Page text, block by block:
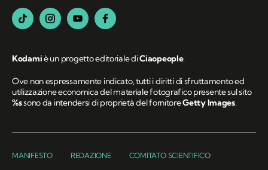
Kodamiè un progetto editoriale diCiaopeople.
Ove non espressamente indicato, tutti i diritti di sfruttamento ed
utilizzazione economica del materiale fotografico presente sul sito
%ssono da intendersi di proprietà del fornitoreGetty Images.
MANIFESTO REDAZIONE COMITATO SCIENTIFICO